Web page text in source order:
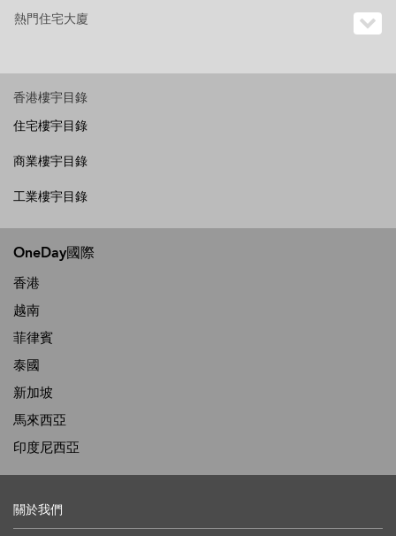
熱門住宅大廈
香港樓宇目錄
住宅樓宇目錄
商業樓宇目錄
工業樓宇目錄
OneDay國際
香港
越南
菲律賓
泰國
新加坡
馬來西亞
印度尼西亞
關於我們